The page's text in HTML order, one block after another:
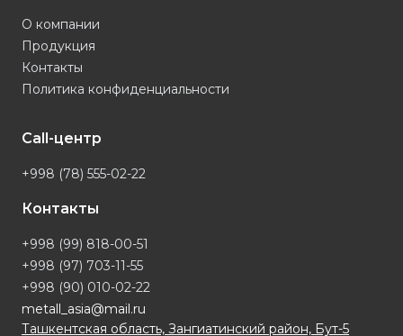
О компании
Продукция
Контакты
Политика конфиденциальности
Call-центр
+998 (78) 555-02-22
Контакты
+998 (99) 818-00-51
+998 (97) 703-11-55
+998 (90) 010-02-22
metall_asia@mail.ru
Ташкентская область, Зангиатинский район, Бут-5